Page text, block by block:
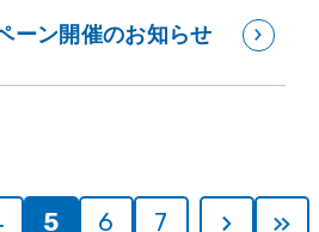
ーン開催のお知らせ
5 6 7